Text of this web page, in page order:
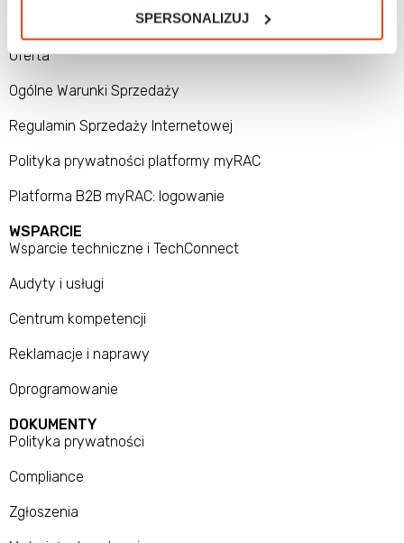
SPERSONALIZUJ
SPRZEDAŻ
Oferta
Ogólne Warunki Sprzedaży
Regulamin Sprzedaży Internetowej
Polityka prywatności platformy myRAC
Platforma B2B myRAC: logowanie
WSPARCIE
Wsparcie techniczne i TechConnect
Audyty i usługi
Centrum kompetencji
Reklamacje i naprawy
Oprogramowanie
DOKUMENTY
Polityka prywatności
Compliance
Zgłoszenia